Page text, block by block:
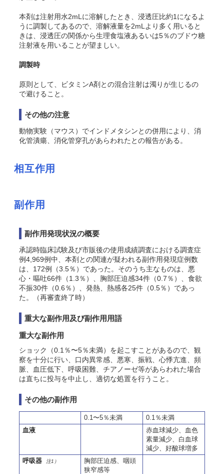
本剤は注射用水2mLに溶解したとき、浸透圧比約1になるよ
うに調製してあるので、溶解液量を2mLより多く用いると
きは、浸透圧の関係から生理食塩液あるいは5％のブドウ糖
注射液を用いることが望ましい。
調製時
原則として、ビタミンA剤との混合注射は濁りが生じるの
で避けること。
その他の注意
動物実験（マウス）でインドメタシンとの併用により、消
化管潰瘍、消化管穿孔があらわれたとの報告がある。
相互作用
副作用
副作用発現状況の概要
承認時臨床試験及び市販後の使用成績調査における調査症
例4,969例中、本剤との関連が疑われる副作用発現症例数
は、172例（3.5％）であった。そのうち主なものは、悪
心・嘔吐66件（1.3％）、胸部圧迫感34件（0.7％）、食欲
不振30件（0.6％）、発熱、熱感各25件（0.5％）であっ
た。（再審査終了時）
重大な副作用及び副作用用語
重大な副作用
ショック（0.1％〜5％未満）を起こすことがあるので、観
察を十分に行い、口内異常感、悪寒、振戦、心悸亢進、頻
脈、血圧低下、呼吸困難、チアノーゼ等があらわれた場合
は直ちに投与を中止し、適切な処置を行うこと。
その他の副作用
0.1〜5％未満
0.1％未満
血液
赤血球減少、血色
素量減少、白血球
減少、好酸球増多
呼吸器
注1）
胸部圧迫感、咽頭
狭窄感等